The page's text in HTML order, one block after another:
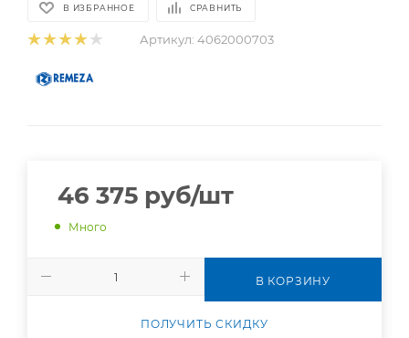
В ИЗБРАННОЕ СРАВНИТЬ
Артикул: 4062000703
46 375 руб/шт
Много
В КОРЗИНУ
ПОЛУЧИТЬ СКИДКУ